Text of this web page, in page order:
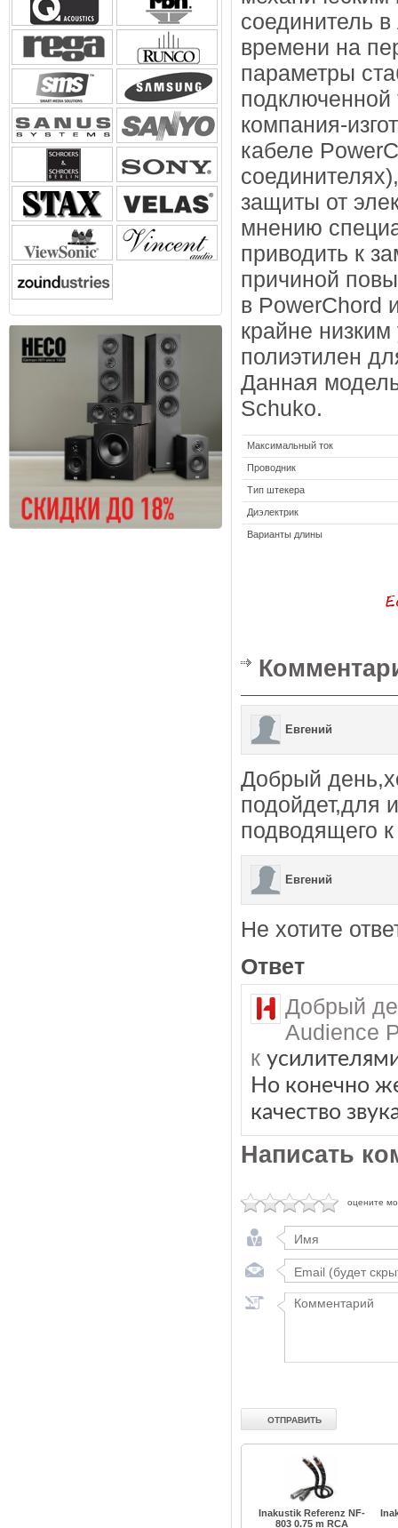
соединитель в
времени на
параметры
подключенной
компания-
кабеле
защиты от
мнению
приводить к
причиной
в PowerChord
крайне
полиэтилен
Данная
Schuko.
Максимальный ток
Проводник
Тип штекера
Диэлектрик
Варианты длины
Евгений
Добрый
подойдет,для
подводящего
Евгений
Не хотите
Ответ
Добрый
Audience
к
Но конечно
качество
Написать
оцените
Inakustik Referenz NF-
803 0.75 m RCA